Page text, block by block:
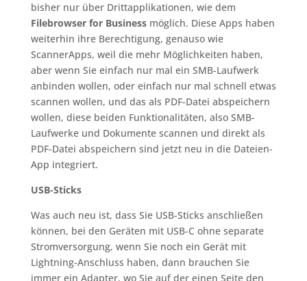
bisher nur über Drittapplikationen, wie dem
Filebrowser for Businessmöglich. Diese Apps haben
weiterhin ihre Berechtigung, genauso wie
ScannerApps, weil die mehr Möglichkeiten haben,
aber wenn Sie einfach nur mal ein SMB-Laufwerk
anbinden wollen, oder einfach nur mal schnell etwas
scannen wollen, und das als PDF-Datei abspeichern
wollen, diese beiden Funktionalitäten, also SMB-
Laufwerke und Dokumente scannen und direkt als
PDF-Datei abspeichern sind jetzt neu in die Dateien-
App integriert.
USB-Sticks
Was auch neu ist, dass Sie USB-Sticks anschließen
können, bei den Geräten mit USB-C ohne separate
Stromversorgung, wenn Sie noch ein Gerät mit
Lightning-Anschluss haben, dann brauchen Sie
immer ein Adapter, wo Sie auf der einen Seite den